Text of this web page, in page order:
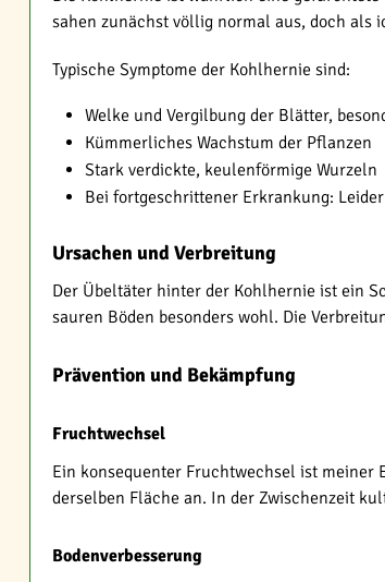
sahen zunächst völlig normal aus, doch als
Typische Symptome der Kohlhernie sind:
Welke und Vergilbung der Blätter,
Kümmerliches Wachstum der Pflanzen
Stark verdickte, keulenförmige Wurzeln
Bei fortgeschrittener Erkrankung:
Ursachen und Verbreitung
Der Übeltäter hinter der Kohlhernie ist ein
sauren Böden besonders wohl. Die
Prävention und Bekämpfung
Fruchtwechsel
Ein konsequenter Fruchtwechsel ist meiner
derselben Fläche an. In der Zwischenzeit
Bodenverbesserung